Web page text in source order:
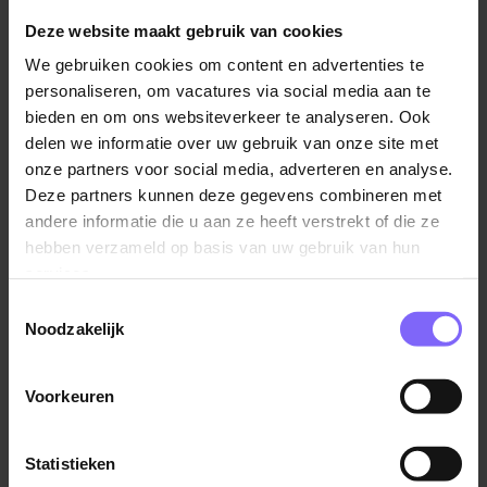
Deze website maakt gebruik van cookies
We gebruiken cookies om content en advertenties te
personaliseren, om vacatures via social media aan te
bieden en om ons websiteverkeer te analyseren. Ook
delen we informatie over uw gebruik van onze site met
onze partners voor social media, adverteren en analyse.
Deze partners kunnen deze gegevens combineren met
andere informatie die u aan ze heeft verstrekt of die ze
hebben verzameld op basis van uw gebruik van hun
Noodzakelijk
Voorkeuren
Statistieken
onderwijsassistenten) geef je vorm aan het onderwijs
bij de kleuters. Samen geef je vorm aan en plan je het
didactische en pedagogische programma, volg je de
leerlingen en sta je in contact met de ouders. Op
basisschool overhoven werk je samen aan het
onderwijs en sta je er niet alleen voor. Hierbij hebben
we veel ruimte voor kansen, mogelijkheden en
creativiteit, maar wel op basis van een duidelijke
pedagogische aanpak.
samenwerken en samen groeien;
Planmatig werkt;